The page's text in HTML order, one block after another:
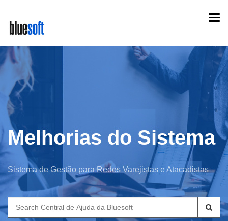
main
content
Melhorias do Sistema
Sistema de Gestão para Redes Varejistas e Atacadistas
Search
for: